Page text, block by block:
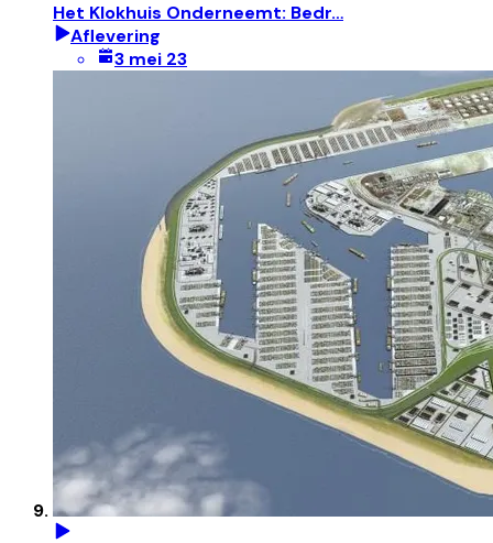
Het Klokhuis Onderneemt: Bedr…
Aflevering
3 mei 23